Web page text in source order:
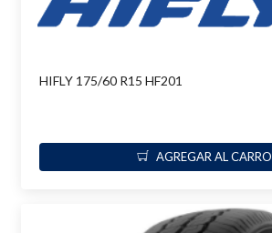
HIFLY 175/60 R15 HF201
AGREGAR AL CARRO